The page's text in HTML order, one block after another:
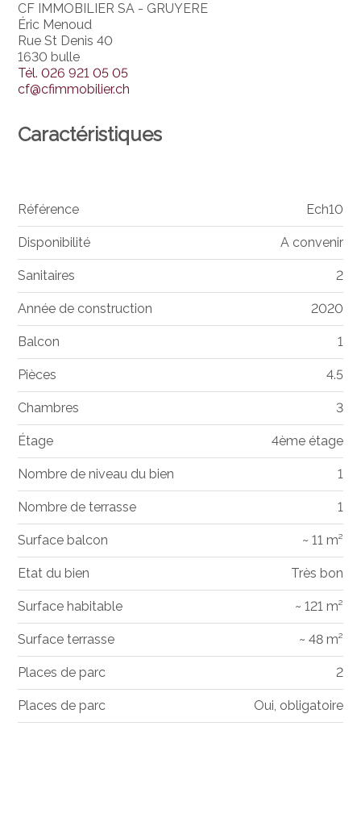
CF IMMOBILIER SA - GRUYERE
Éric Menoud
Rue St Denis 40
1630 bulle
Tél.026 921 05 05
cf@cfimmobilier.ch
Caractéristiques
Référence Ech10
Disponibilité A convenir
Sanitaires 2
Année de construction 2020
Balcon 1
Pièces 4.5
Chambres 3
Étage 4ème étage
Nombre de niveau du bien 1
Nombre de terrasse 1
Surface balcon ~ 11 m²
Etat du bien Très bon
Surface habitable ~ 121 m²
Surface terrasse ~ 48 m²
Places de parc 2
Places de parc Oui, obligatoire